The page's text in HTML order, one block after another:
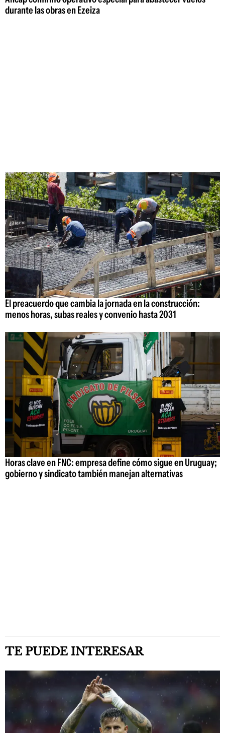
durante las obras en Ezeiza
El preacuerdo que cambia la jornada en la construcción:
menos horas, subas reales y convenio hasta 2031
Horas clave en FNC: empresa define cómo sigue en Uruguay;
gobierno y sindicato también manejan alternativas
TE PUEDE INTERESAR